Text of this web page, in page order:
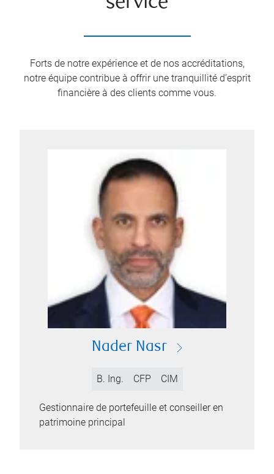
Forts de notre expérience et de nos accréditations,
notre équipe contribue à offrir une tranquillité d’esprit
financière à des clients comme vous.
Nader Nasr
B. Ing. CFP CIM
Gestionnaire de portefeuille et conseiller en
patrimoine principal